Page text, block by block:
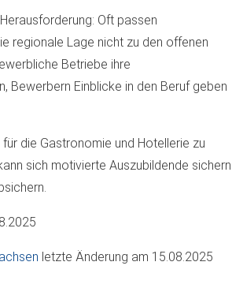
Oft passen
regionale Lage nicht zu den offenen
Betriebe ihre
Bewerbern Einblicke in den Beruf geben
die Gastronomie und Hotellerie zu
sich motivierte Auszubildende sichern
letzte Änderung am 15.08.2025